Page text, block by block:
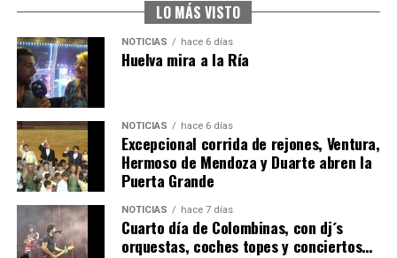
6º DÍA DE LAS FIESTAS COLOMBINAS 2026
hace 5 días Huelvatv
LO MÁS VISTO
NOTICIAS hace 6 días
Huelva mira a la Ría
NOTICIAS hace 6 días
Excepcional corrida de rejones, Ventura,
Hermoso de Mendoza y Duarte abren la
Puerta Grande
NOTICIAS hace 7 días
Cuarto día de Colombinas, con dj´s
orquestas, coches topes y conciertos…